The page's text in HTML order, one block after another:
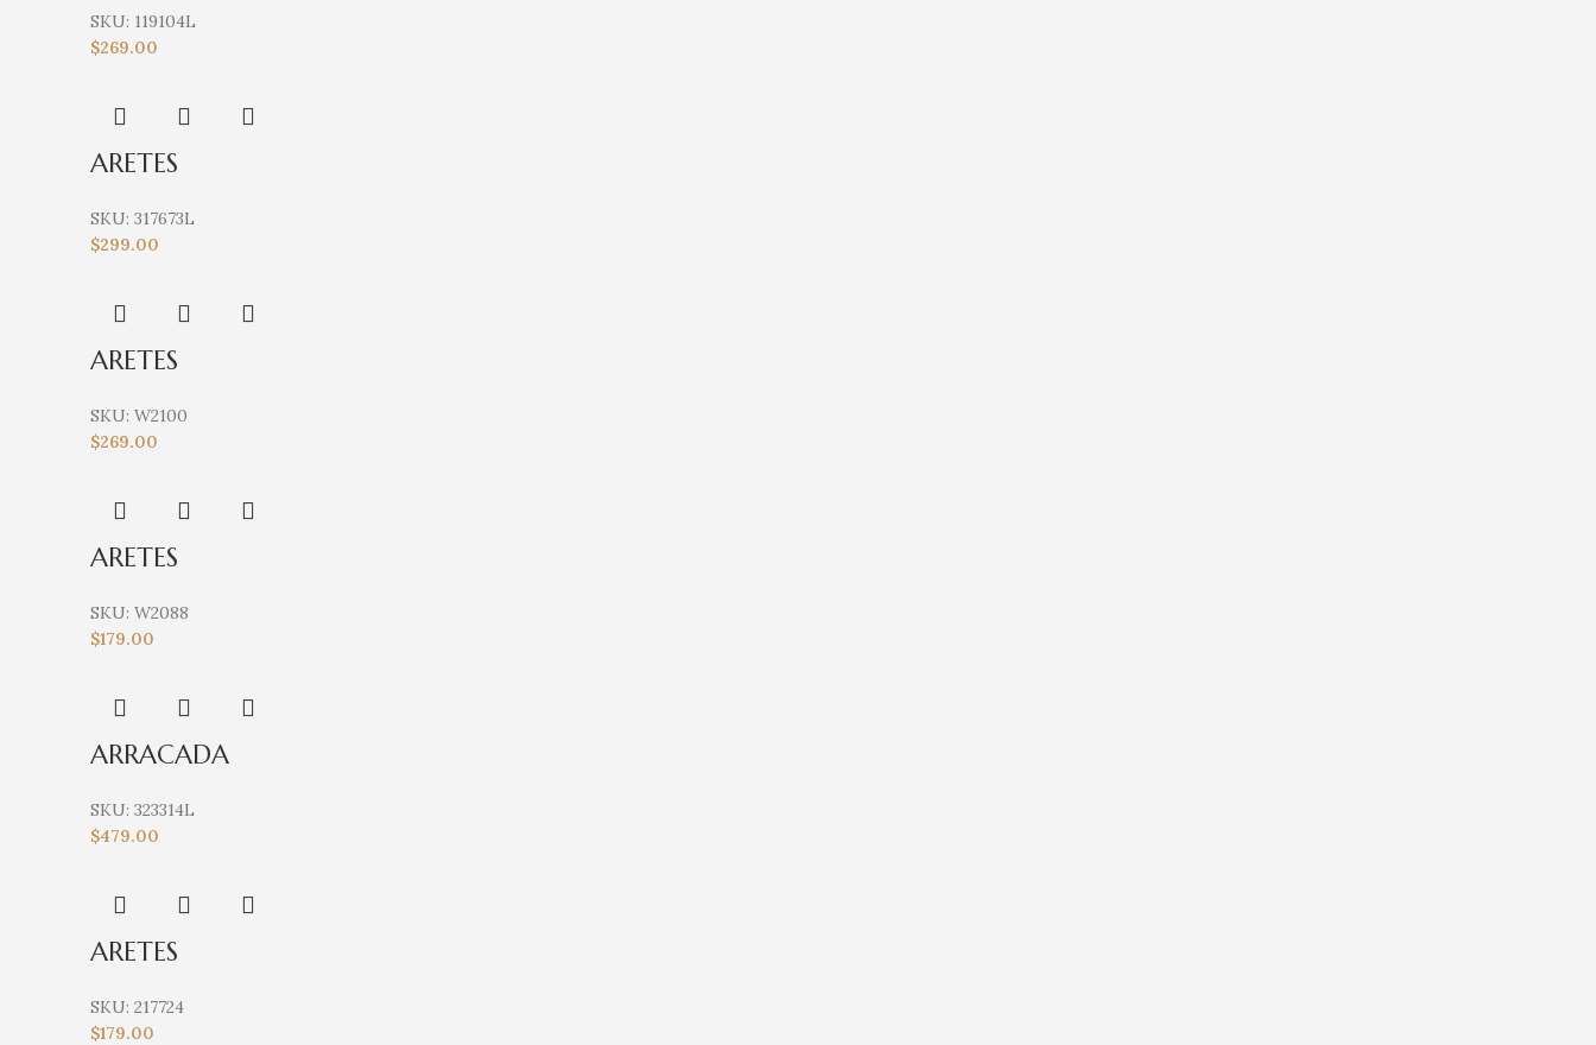
SKU: 119104L
$269.00
ARETES
SKU: 317673L
$299.00
ARETES
SKU: W2100
$269.00
ARETES
SKU: W2088
$179.00
ARRACADA
SKU: 323314L
$479.00
ARETES
SKU: 217724
$179.00